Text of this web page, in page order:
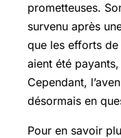
prometteuses.
survenu après
que les efforts
aient été
Cependant,
désormais en
Pour en savoir